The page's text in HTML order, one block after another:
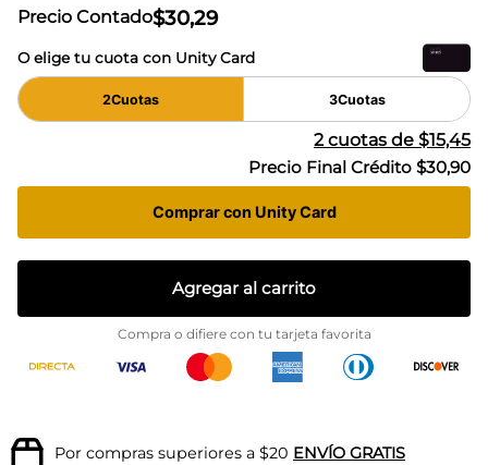
Precio Contado$30,29
O elige tu cuota con Unity Card
2Cuotas 3Cuotas
2cuotas de $15,45
Precio Final Crédito $30,90
Comprar con Unity Card
Agregar al carrito
Compra o difiere con tu tarjeta favorita
Por compras superiores a $20 ENVÍO GRATIS